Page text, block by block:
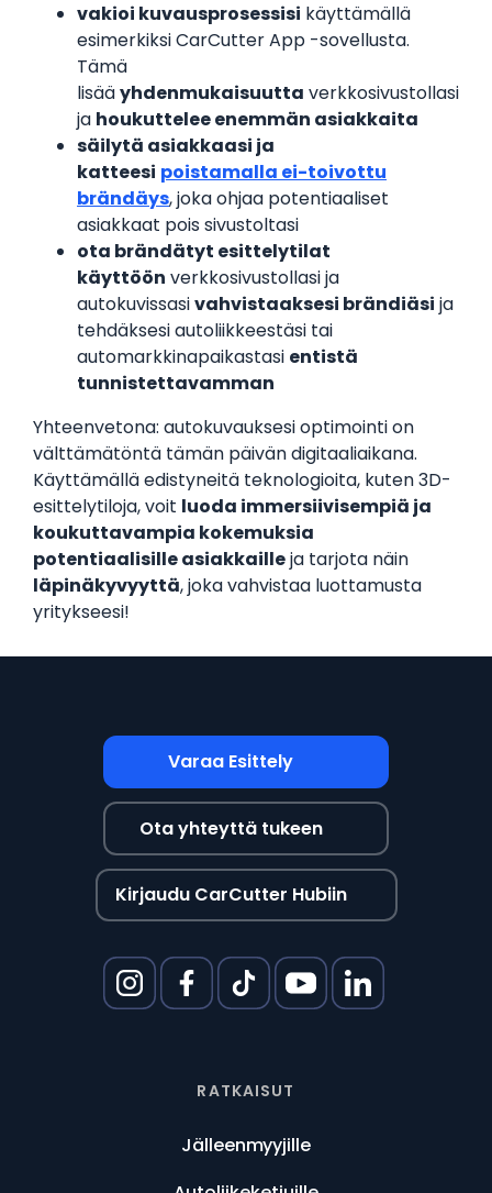
vakioi kuvausprosessisi käyttämällä
esimerkiksi CarCutter App -sovellusta.
Tämä
lisääyhdenmukaisuutta verkkosivustollasi
ja houkuttelee enemmän asiakkaita
säilytä asiakkaasi ja
katteesi poistamalla ei-toivottu
brändäys, joka ohjaa potentiaaliset
asiakkaat pois sivustoltasi
ota brändätyt esittelytilat
käyttöön verkkosivustollasi ja
autokuvissasivahvistaaksesi brändiäsi ja
tehdäksesi autoliikkeestäsi tai
automarkkinapaikastasi entistä
tunnistettavamman
Yhteenvetona: autokuvauksesi optimointi on
välttämätöntä tämän päivän digitaaliaikana.
Käyttämällä edistyneitä teknologioita, kuten 3D-
esittelytiloja, voit luoda immersiivisempiä ja
koukuttavampia kokemuksia
potentiaalisille asiakkailleja tarjota näin
läpinäkyvyyttä, joka vahvistaa luottamusta
yritykseesi!
RATKAISUT
Jälleenmyyjille
Varaa Esittely
Ota yhteyttä tukeen
Kirjaudu CarCutter Hubiin